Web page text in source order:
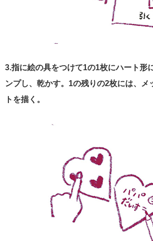
3.指に絵の具をつけて1の1枚にハート形
ンプし、乾かす。1の残りの2枚には、メ
トを描く。